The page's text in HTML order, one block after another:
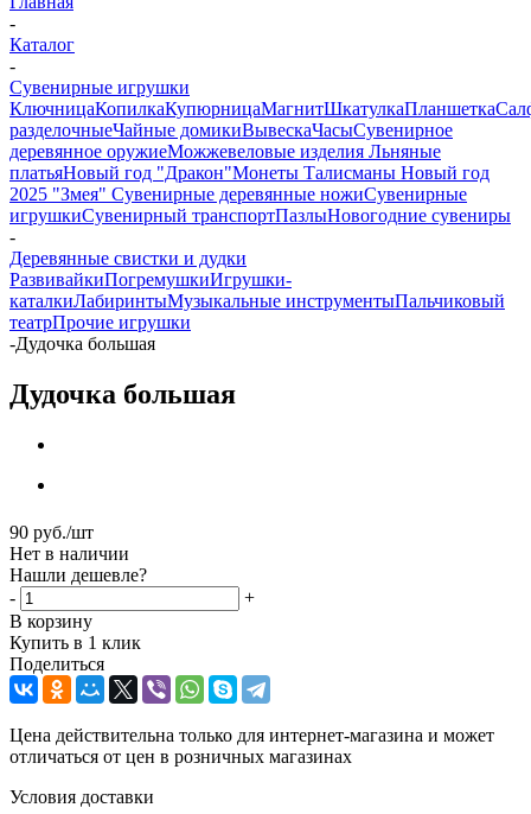
-
Каталог
-
Сувенирные игрушки
КлючницаКопилкаКупюрницаМагнитШкатулкаПланшетка
разделочныеЧайные домикиВывескаЧасыСувенирное
деревянное оружиеМожжевеловые изделия Льняные
платьяНовый год "Дракон"Монеты Талисманы Новый год
2025 "Змея" Сувенирные деревянные ножиСувенирные
игрушкиСувенирный транспортПазлыНовогодние сувениры
-
Деревянные свистки и дудки
РазвивайкиПогремушкиИгрушки-
каталкиЛабиринтыМузыкальные инструментыПальчиковый
театрПрочие игрушки
-Дудочка большая
Дудочка большая
90 руб./шт
Нет в наличии
Нашли дешевле?
-
+
В корзину
Купить в 1 клик
Поделиться
Цена действительна только для интернет-магазина и может
отличаться от цен в розничных магазинах
Условия доставки